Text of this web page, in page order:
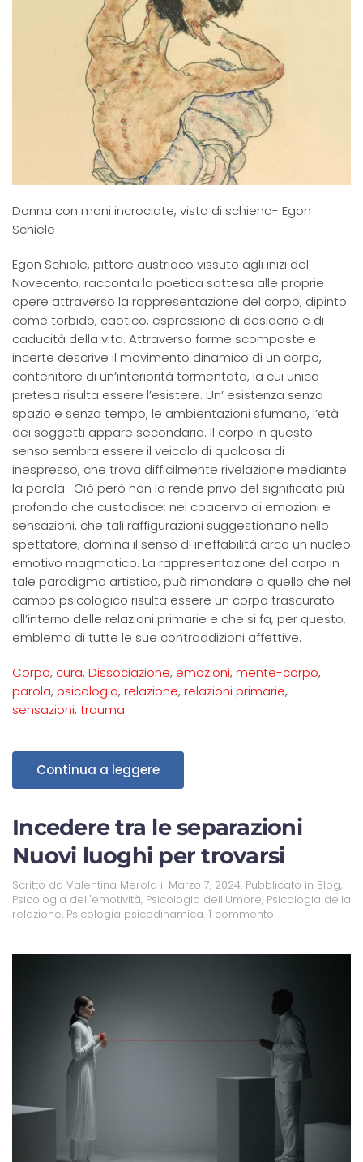
Donna con mani incrociate, vista di schiena- Egon
Schiele
Egon Schiele, pittore austriaco vissuto agli inizi del
Novecento, racconta la poetica sottesa alle proprie
opere attraverso la rappresentazione del corpo; dipinto
come torbido, caotico, espressione di desiderio e di
caducità della vita. Attraverso forme scomposte e
incerte descrive il movimento dinamico di un corpo,
contenitore di un’interiorità tormentata, la cui unica
pretesa risulta essere l’esistere. Un’ esistenza senza
spazio e senza tempo, le ambientazioni sfumano, l’età
dei soggetti appare secondaria. Il corpo in questo
senso sembra essere il veicolo di qualcosa di
inespresso, che trova difficilmente rivelazione mediante
la parola. Ciò però non lo rende privo del significato più
profondo che custodisce; nel coacervo di emozioni e
sensazioni, che tali raffigurazioni suggestionano nello
spettatore, domina il senso di ineffabilità circa un nucleo
emotivo magmatico. La rappresentazione del corpo in
tale paradigma artistico, può rimandare a quello che nel
campo psicologico risulta essere un corpo trascurato
all’interno delle relazioni primarie e che si fa, per questo,
emblema di tutte le sue contraddizioni affettive.
Corpo, cura, Dissociazione, emozioni, mente-corpo,
parola, psicologia, relazione, relazioni primarie,
sensazioni, trauma
Continua a leggere
Incedere tra le separazioni
Nuovi luoghi per trovarsi
Scritto da Valentina Merola il Marzo 7, 2024. Pubblicato in Blog,
Psicologia dell'emotività, Psicologia dell'Umore, Psicologia della
relazione, Psicologia psicodinamica. 1 commento